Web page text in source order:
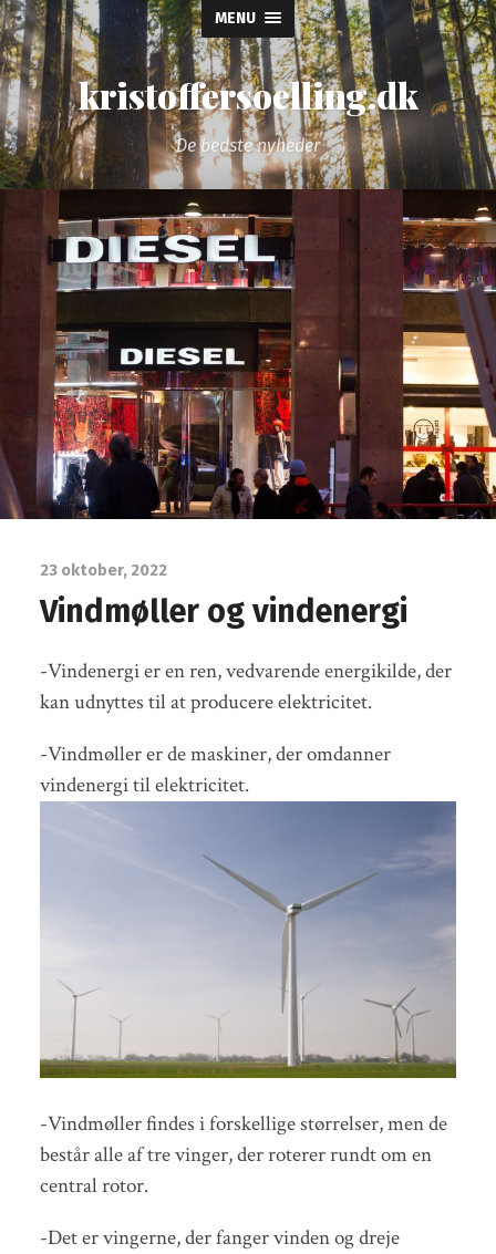
MENU
kristoffersoelling.dk
De bedste nyheder
23 oktober, 2022
Vindmøller og vindenergi
-Vindenergi er en ren, vedvarende energikilde, der
kan udnyttes til at producere elektricitet.
-Vindmøller er de maskiner, der omdanner
vindenergi til elektricitet.
-Vindmøller findes i forskellige størrelser, men de
består alle af tre vinger, der roterer rundt om en
central rotor.
-Det er vingerne, der fanger vinden og dreje